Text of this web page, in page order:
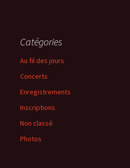
Catégories
Au fil des jours
Concerts
Enregistrements
Inscriptions
Non classé
Photos